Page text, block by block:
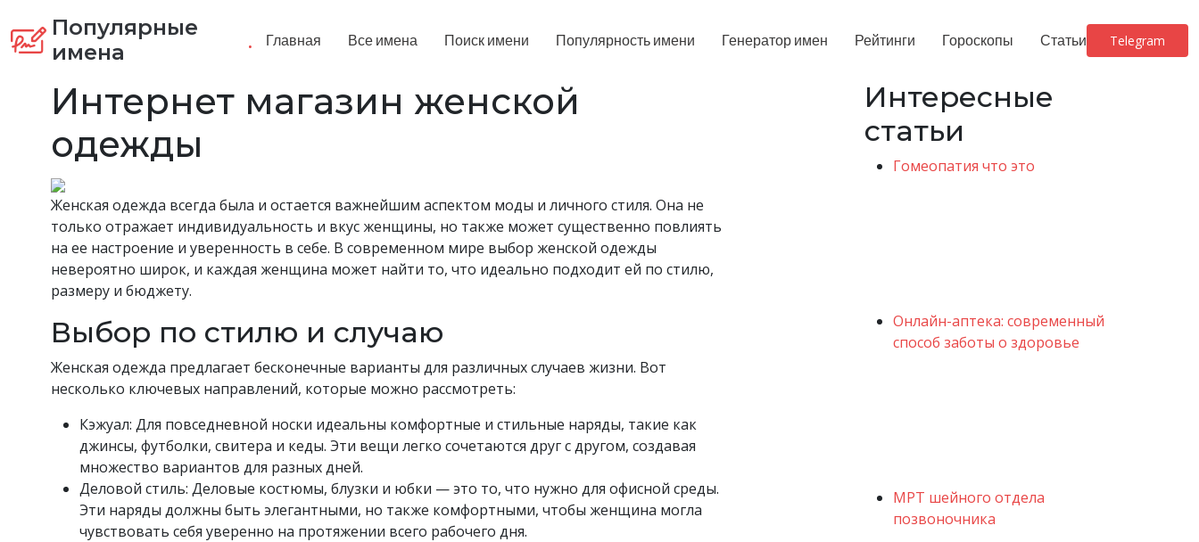
Популярные
имена
. Главная Все имена Поиск имени Популярность имени Генератор имен Рейтинги Гороскопы Статьи Telegram
Интернет магазин женской
одежды
Женская одежда всегда была и остается важнейшим аспектом моды и личного стиля. Она не
только отражает индивидуальность и вкус женщины, но также может существенно повлиять
на ее настроение и уверенность в себе. В современном мире выбор женской одежды
невероятно широк, и каждая женщина может найти то, что идеально подходит ей по стилю,
размеру и бюджету.
Выбор по стилю и случаю
Женская одежда предлагает бесконечные варианты для различных случаев жизни. Вот
несколько ключевых направлений, которые можно рассмотреть:
Кэжуал: Для повседневной носки идеальны комфортные и стильные наряды, такие как
джинсы, футболки, свитера и кеды. Эти вещи легко сочетаются друг с другом, создавая
множество вариантов для разных дней.
Деловой стиль: Деловые костюмы, блузки и юбки — это то, что нужно для офисной среды.
Эти наряды должны быть элегантными, но также комфортными, чтобы женщина могла
чувствовать себя уверенно на протяжении всего рабочего дня.
Интересные
статьи
Гомеопатия что это
Онлайн-аптека: современный
способ заботы о здоровье
МРТ шейного отдела
позвоночника